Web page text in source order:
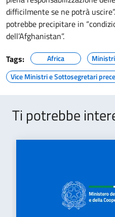
difficilmente se ne potrà
potrebbe precipitare in
dell’Afghanistan”.
Tags:
Africa
Vice Ministri e Sottosegretari
Ti potrebbe